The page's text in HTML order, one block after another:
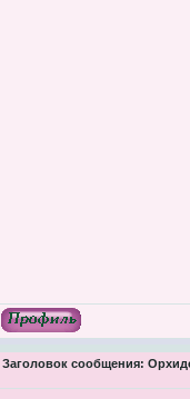
Заголовок сообщения: